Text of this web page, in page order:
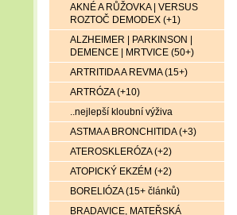
AKNÉ A RŮŽOVKA | VERSUS
ROZTOČ DEMODEX (+1)
ALZHEIMER | PARKINSON |
DEMENCE | MRTVICE (50+)
ARTRITIDA A REVMA (15+)
ARTRÓZA (+10)
..nejlepší kloubní výživa
ASTMA A BRONCHITIDA (+3)
ATEROSKLERÓZA (+2)
ATOPICKÝ EKZÉM (+2)
BORELIÓZA (15+ článků)
BRADAVICE, MATEŘSKÁ